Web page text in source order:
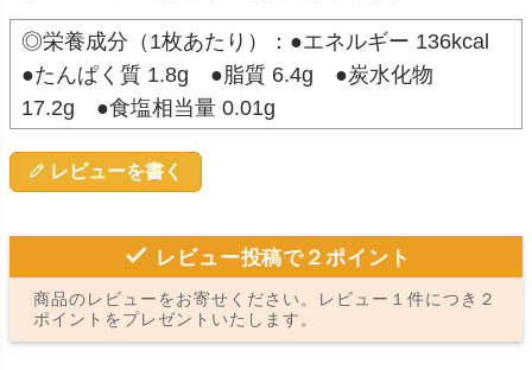
◎栄養成分（1枚あたり）：●エネルギー 136kcal
●たんぱく質 1.8g ●脂質 6.4g ●炭水化物
17.2g ●食塩相当量 0.01g
レビューを書く
レビュー投稿で２ポイント
商品のレビューをお寄せください。レビュー１件につき２
ポイントをプレゼントいたします。